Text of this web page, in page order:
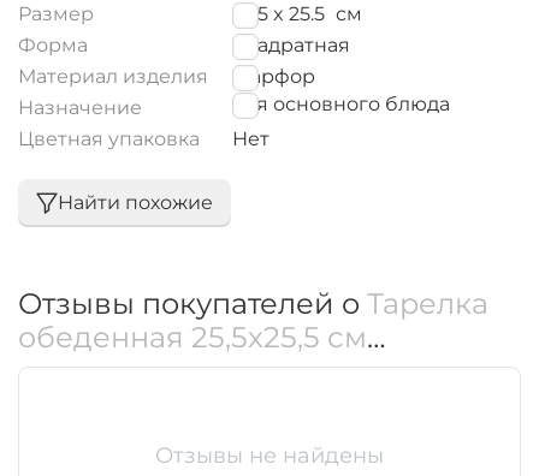
Размер
25.5 x 25.5 см
Форма
Квадратная
Материал изделия
Фарфор
Назначение
для основного блюда
Цветная упаковка
Нет
Найти похожие
Отзывы покупателей о Тарелка
обеденная 25,5x25,5 см
WL‑991228/A
Отзывы не найдены